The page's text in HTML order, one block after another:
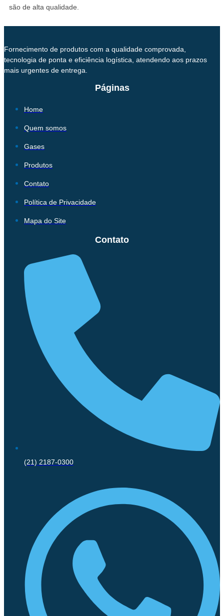
são de alta qualidade.
Fornecimento de produtos com a qualidade comprovada,
tecnologia de ponta e eficiência logística, atendendo aos prazos
mais urgentes de entrega.
Páginas
Home
Quem somos
Gases
Produtos
Contato
Política de Privacidade
Mapa do Site
Contato
(21) 2187-0300